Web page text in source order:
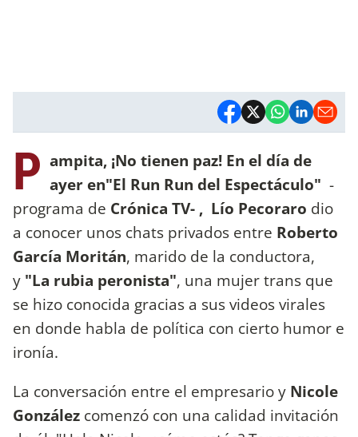
P ampita, ¡No tienen paz! En el día de
ayer en"El Run Run del Espectáculo" -
programa de Crónica TV- , Lío Pecoraro dio
a conocer unos chats privados entre Roberto
García Moritán, marido de la conductora,
y "La rubia peronista", una mujer trans que
se hizo conocida gracias a sus videos virales
en donde habla de política con cierto humor e
ironía.
La conversación entre el empresario y Nicole
González comenzó con una calidad invitación